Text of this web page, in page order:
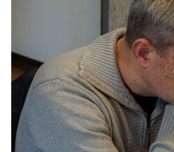
VERSLAG
VAN
DE
SLIEDRECHT
–
PARIJS